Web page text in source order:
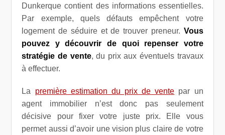
Dunkerque contient des informations essentielles.
Par exemple, quels défauts empêchent votre
logement de séduire et de trouver preneur. Vous
pouvez y découvrir de quoi repenser votre
stratégie de vente, du prix aux éventuels travaux
à effectuer.
La première estimation du prix de vente par un
agent immobilier n’est donc pas seulement
décisive pour fixer votre juste prix. Elle vous
permet aussi d’avoir une vision plus claire de votre